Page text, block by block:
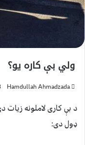
ولي بې کاره یو؟
Hamdullah Ahmadzada
د بې کاری لاملونه زیات
ډول دی: